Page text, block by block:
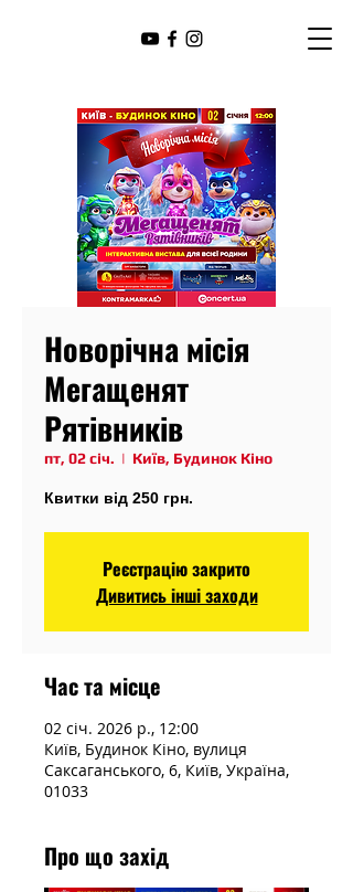
Новорічна місія
Мегащенят
Рятівників
пт, 02 січ.
  |
Київ, Будинок Кіно
Квитки від 250 грн.
Реєстрацію закрито
Дивитись інші заходи
Час та місце
02 січ. 2026 р., 12:00
Київ, Будинок Кіно, вулиця
Саксаганського, 6, Київ, Україна,
01033
Про що захід